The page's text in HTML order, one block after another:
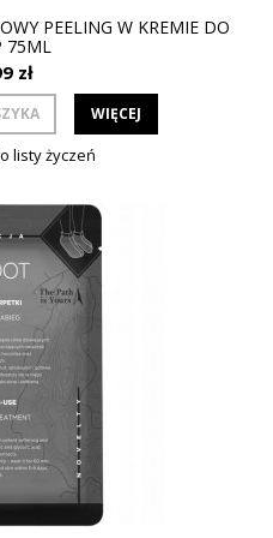
PEELING W KREMIE DO
75ML
zł
WIĘCEJ
listy życzeń